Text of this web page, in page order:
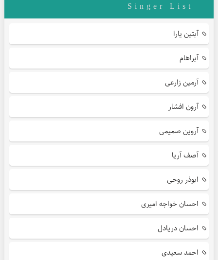
Singer List
آبتین یارا
آبراهام
آرمین زارعی
آرون افشار
آروین صمیمی
آصف آریا
ابوذر روحی
احسان خواجه امیری
احسان دریادل
احمد سعیدی